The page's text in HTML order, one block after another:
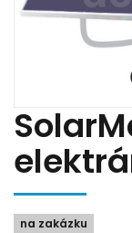
na zakázku